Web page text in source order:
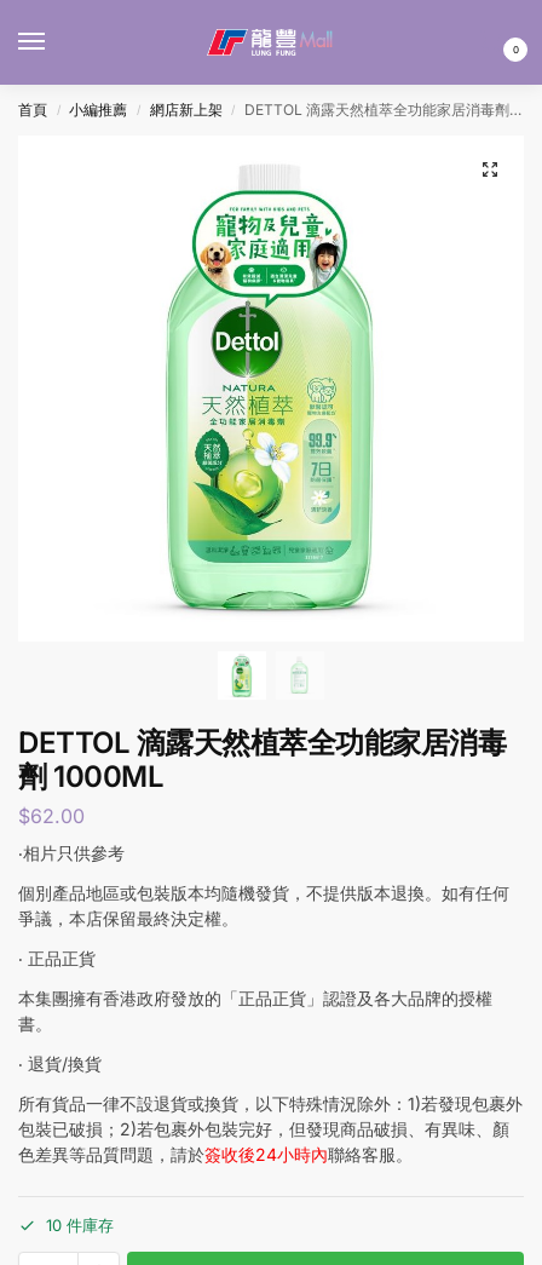
0
首頁 / 小編推薦 / 網店新上架 / DETTOL 滴露天然植萃全功能家居消毒劑 1000ML
DETTOL 滴露天然植萃全功能家居消毒
劑 1000ML
$62.00
‧相片只供參考
個別產品地區或包裝版本均隨機發貨，不提供版本退換。如有任何
爭議，本店保留最終決定權。
‧ 正品正貨
本集團擁有香港政府發放的「正品正貨」認證及各大品牌的授權
書。
‧ 退貨/換貨
所有貨品一律不設退貨或換貨，以下特殊情況除外：1)若發現包裹外
包裝已破損；2)若包裹外包裝完好，但發現商品破損、有異味、顏
色差異等品質問題，請於簽收後24小時內聯絡客服。
10 件庫存